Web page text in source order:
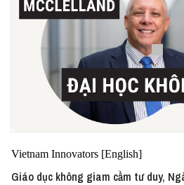
Vietnam Innovators [English]
Giáo dục không giam cầm tư duy,